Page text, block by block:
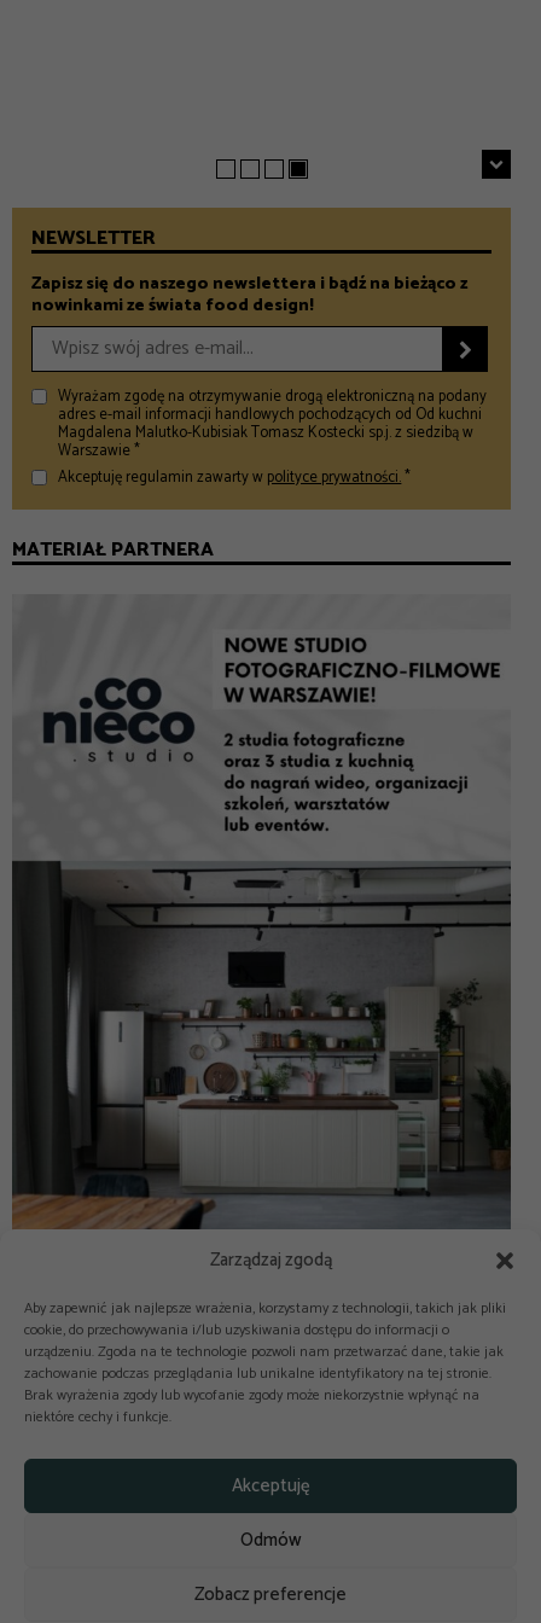
Zarządzaj zgodą
Aby zapewnić jak najlepsze wrażenia, korzystamy z technologii, takich jak pliki
cookie, do przechowywania i/lub uzyskiwania dostępu do informacji o
urządzeniu. Zgoda na te technologie pozwoli nam przetwarzać dane, takie jak
zachowanie podczas przeglądania lub unikalne identyfikatory na tej stronie.
Brak wyrażenia zgody lub wycofanie zgody może niekorzystnie wpłynąć na
niektóre cechy i funkcje.
Akceptuję
Odmów
Zobacz preferencje
NEWSLETTER
Zapisz się do naszego newslettera i bądź na bieżąco z
nowinkami ze świata food design!

Wyrażam zgodę na otrzymywanie drogą elektroniczną na podany
adres e-mail informacji handlowych pochodzących od Od kuchni
Magdalena Malutko-Kubisiak Tomasz Kostecki sp.j. z siedzibą w
Warszawie *
Akceptuję regulamin zawarty wpolityce prywatności.*
MATERIAŁ PARTNERA
Copyright © 2025-2026 odkuchni.co
Polityka prywatności
Regulamin
Reklama
Polityka cookies